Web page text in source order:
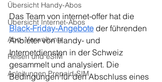
Übersicht Handy-Abos
Übersicht Internet-Abos
Abo- Verwaltung
Reisen und eSIM
Anleitungen Prepaid-SIM
Das Team von internet-offer hat die
Black-Friday-Angebote der führenden
Anbieter von Handy- und
Internetdiensten in der Schweiz
gesammelt und analysiert. Die
Bedingungen für den Abschluss eines